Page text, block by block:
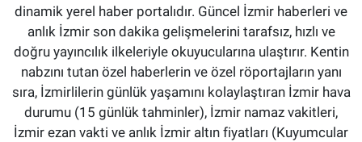
dinamik yerel haber portalıdır. Güncel İzmir haberleri ve
anlık İzmir son dakika gelişmelerini tarafsız, hızlı ve
doğru yayıncılık ilkeleriyle okuyucularına ulaştırır. Kentin
nabzını tutan özel haberlerin ve özel röportajların yanı
sıra, İzmirlilerin günlük yaşamını kolaylaştıran İzmir hava
durumu (15 günlük tahminler), İzmir namaz vakitleri,
İzmir ezan vakti ve anlık İzmir altın fiyatları (Kuyumcular